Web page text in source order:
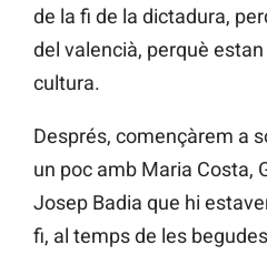
de la fi de la dictadura,
del valencià, perquè
cultura.
Després, començàrem a
un poc amb Maria Costa,
Josep Badia que hi
fi, al temps de les